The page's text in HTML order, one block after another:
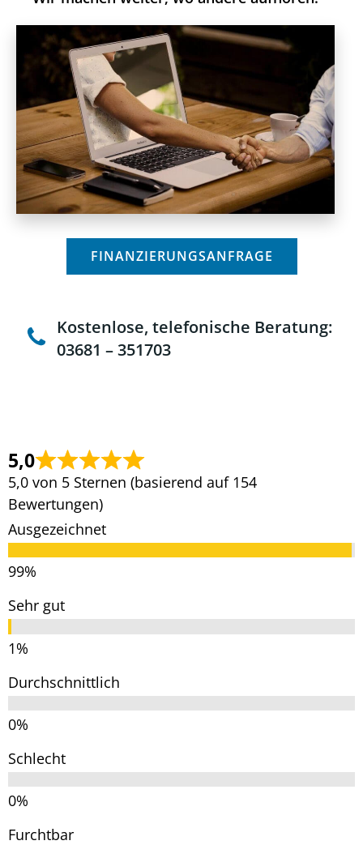
FINANZIERUNGSANFRAGE
Kostenlose, telefonische Beratung:
03681 – 351703
5,0
5,0 von 5 Sternen (basierend auf 154
Bewertungen)
Ausgezeichnet
Sehr gut
Durchschnittlich
Schlecht
Furchtbar